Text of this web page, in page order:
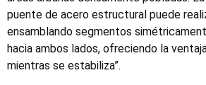
puente de acero estructural puede
ensamblando segmentos
hacia ambos lados, ofreciendo la
mientras se estabiliza”.